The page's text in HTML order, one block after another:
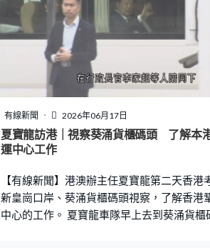
題沒有辦法處理好。」 環境及生態局副局
實我們一早已經留意今年氣溫及降雨量相對
所以我們也密切留意蚊患指數，除了跨部門
有電郵寫去房署、康文署希望他們加強該方
了成效，議員亦關注政府計劃利用科技控蚊
何君堯：「用雄蚊治雌蚊這個都挺創新，亦
錯，不過我關心究竟要花多少錢去治一隻蚊
多少錢才能達致效果。」何俊賢：「機械狗
深山噴舊式，我們稱作殺蟲水，整個新科技
長黃淑嫻：「其實我們委任了一些科技公司
有線新聞 2026年06月17日
夏寶龍訪港｜視察葵涌貨櫃碼頭 了解本
運中心工作
【有線新聞】港澳辦主任夏寶龍第二天香港
新皇崗口岸、葵涌貨櫃碼頭視察，了解香港
中心的工作。 夏寶龍車隊早上去到葵涌貨櫃